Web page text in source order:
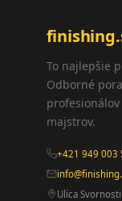
To najlepšie
Odborné
majstrov.
+421 949 003
Ulica